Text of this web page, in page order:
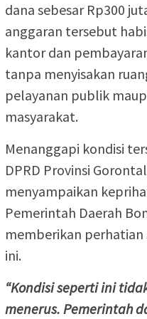
dana sebesar Rp300
anggaran tersebut
kantor dan
tanpa menyisakan
pelayanan publik
masyarakat.
Menanggapi kondisi
DPRD Provinsi
menyampaikan
Pemerintah Daerah
memberikan
ini.
“Kondisi seperti ini
menerus. Pemerintah